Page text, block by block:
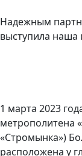
Надежным
выступила
1 марта 2023
метрополитена
«Стромынка»)
расположена у